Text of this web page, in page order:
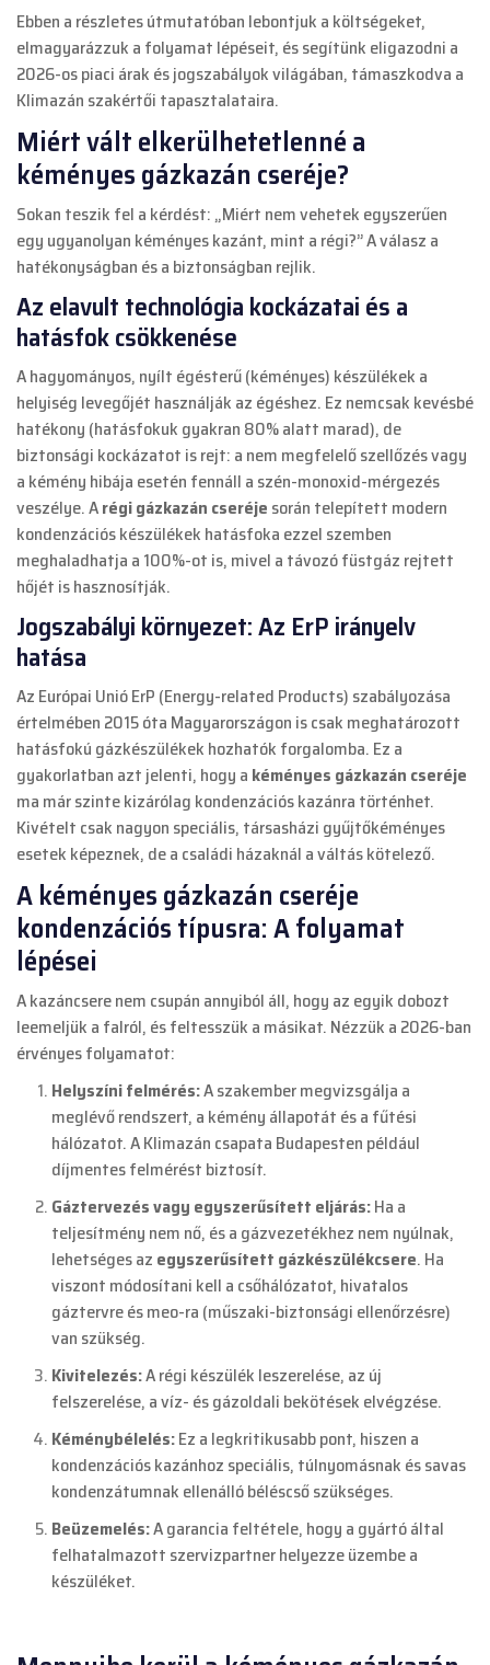
Ebben a részletes útmutatóban lebontjuk a költségeket,
elmagyarázzuk a folyamat lépéseit, és segítünk eligazodni a
2026-os piaci árak és jogszabályok világában, támaszkodva a
Klimazán szakértői tapasztalataira.
Miért vált elkerülhetetlenné a
kéményes gázkazán cseréje?
Sokan teszik fel a kérdést: „Miért nem vehetek egyszerűen
egy ugyanolyan kéményes kazánt, mint a régi?” A válasz a
hatékonyságban és a biztonságban rejlik.
Az elavult technológia kockázatai és a
hatásfok csökkenése
A hagyományos, nyílt égésterű (kéményes) készülékek a
helyiség levegőjét használják az égéshez. Ez nemcsak kevésbé
hatékony (hatásfokuk gyakran 80% alatt marad), de
biztonsági kockázatot is rejt: a nem megfelelő szellőzés vagy
a kémény hibája esetén fennáll a szén-monoxid-mérgezés
veszélye. Arégi gázkazán cseréje során telepített modern
kondenzációs készülékek hatásfoka ezzel szemben
meghaladhatja a 100%-ot is, mivel a távozó füstgáz rejtett
hőjét is hasznosítják.
Jogszabályi környezet: Az ErP irányelv
hatása
Az Európai Unió ErP (Energy-related Products) szabályozása
értelmében 2015 óta Magyarországon is csak meghatározott
hatásfokú gázkészülékek hozhatók forgalomba. Ez a
gyakorlatban azt jelenti, hogy a kéményes gázkazán cseréje
ma már szinte kizárólag kondenzációs kazánra történhet.
Kivételt csak nagyon speciális, társasházi gyűjtőkéményes
esetek képeznek, de a családi házaknál a váltás kötelező.
A kéményes gázkazán cseréje
kondenzációs típusra: A folyamat
lépései
A kazáncsere nem csupán annyiból áll, hogy az egyik dobozt
leemeljük a falról, és feltesszük a másikat. Nézzük a 2026-ban
érvényes folyamatot:
Helyszíni felmérés:A szakember megvizsgálja a
meglévő rendszert, a kémény állapotát és a fűtési
hálózatot. AKlimazán csapata Budapesten például
díjmentes felmérést biztosít.
Gáztervezés vagy egyszerűsített eljárás:Ha a
teljesítmény nem nő, és a gázvezetékhez nem nyúlnak,
lehetséges az egyszerűsített gázkészülékcsere. Ha
viszont módosítani kell a csőhálózatot, hivatalos
gáztervre és meo-ra (műszaki-biztonsági ellenőrzésre)
van szükség.
Kivitelezés:A régi készülék leszerelése, az új
felszerelése, a víz- és gázoldali bekötések elvégzése.
Kéménybélelés:Ez a legkritikusabb pont, hiszen a
kondenzációs kazánhoz speciális, túlnyomásnak és savas
kondenzátumnak ellenálló béléscső szükséges.
Beüzemelés:A garancia feltétele, hogy a gyártó által
felhatalmazott szervizpartner helyezze üzembe a
készüléket.